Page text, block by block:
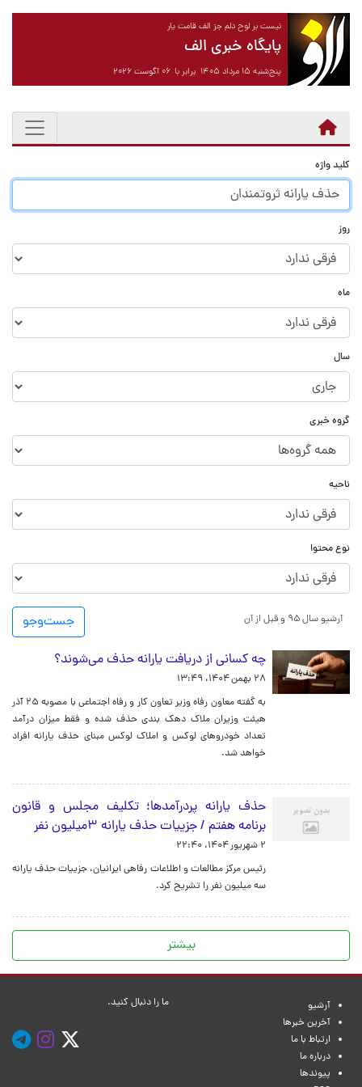
نیست بر لوح دلم جز الف قامت یار
پایگاه خبری الف
پنج‌شنبه ۱۵ مرداد ۱۴۰۵ برابر با ۰۶ آگوست ۲۰۲۶
کلید واژه
روز
ماه
سال
گروه خبری
ناحیه
نوع محتوا
جست‌و‌جو آرشیو سال ۹۵ و قبل از آن
چه کسانی از دریافت یارانه حذف می‌شوند؟
۲۸ بهمن ۱۴۰۴، ۱۳:۴۹
به گفته معاون رفاه وزیر تعاون کار و رفاه اجتماعی با مصوبه ۲۵ آذر
هیئت وزیران ملاک دهک بندی حذف شده و فقط میزان درآمد
تعداد خودروهای لوکس و املاک لوکس مبنای حذف یارانه افراد
خواهد شد.
حذف یارانه پردرآمدها؛ تکلیف مجلس و قانون
برنامه هفتم / جزییات حذف یارانه ۳میلیون نفر
۲ شهریور ۱۴۰۴، ۲۲:۴۰
رئیس مرکز مطالعات و اطلاعات رفاهی ایرانیان، جزییات حذف یارانه
سه میلیون نفر را تشریح کرد.
بیشتر
آرشیو
آخرین خبرها
ارتباط با ما
درباره ما
پیوندها
ما را دنبال کنید.